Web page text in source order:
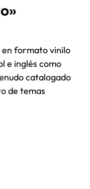
formato vinilo
e inglés como
catalogado
de temas